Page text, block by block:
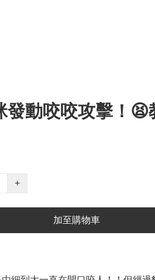
發動咬咬攻擊！😫
+
加至購物車